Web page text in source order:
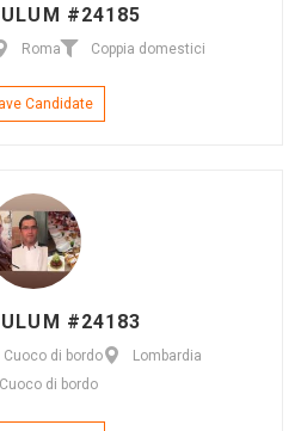
#24185
Roma Coppia domestici
Candidate
#24183
di bordo
Lombardia
Cuoco di bordo